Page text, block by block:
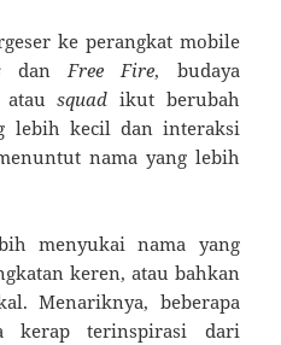
ke perangkat mobile
danFree Fire, budaya
atausquad ikut berubah
lebih kecil dan interaksi
nama yang lebih
menyukai nama yang
keren, atau bahkan
Menariknya, beberapa
kerap terinspirasi dari